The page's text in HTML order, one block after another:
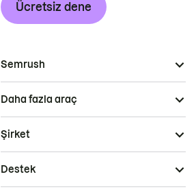
Ücretsiz dene
Semrush
Daha fazla araç
Şirket
Destek